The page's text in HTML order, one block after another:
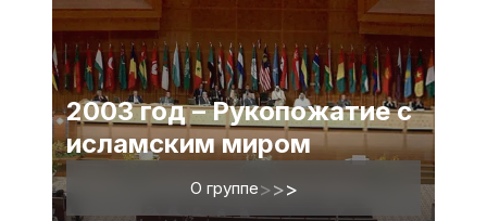
2003 год – Рукопожатие с
исламским миром
О группе>>>